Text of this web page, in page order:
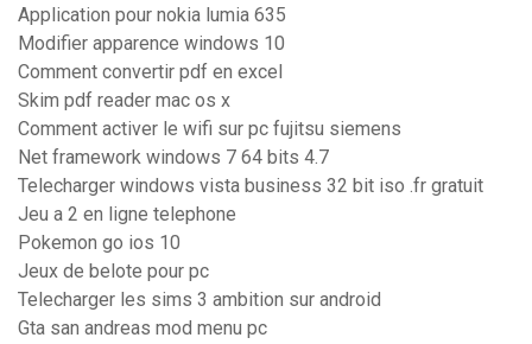
Application pour nokia lumia 635
Modifier apparence windows 10
Comment convertir pdf en excel
Skim pdf reader mac os x
Comment activer le wifi sur pc fujitsu siemens
Net framework windows 7 64 bits 4.7
Telecharger windows vista business 32 bit iso .fr gratuit
Jeu a 2 en ligne telephone
Pokemon go ios 10
Jeux de belote pour pc
Telecharger les sims 3 ambition sur android
Gta san andreas mod menu pc